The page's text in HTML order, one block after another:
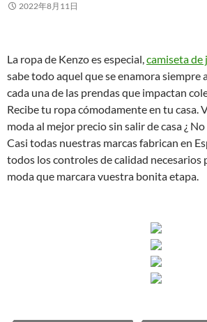
2022年8月11日
La ropa de Kenzo es especial,camiseta de
sabe todo aquel que se enamora siempre
cada una de las prendas que impactan
Recibe tu ropa cómodamente en tu casa.
moda al mejor precio sin salir de casa ¿
Casi todas nuestras marcas fabrican en
todos los controles de calidad necesarios
moda que marcara vuestra bonita etapa.